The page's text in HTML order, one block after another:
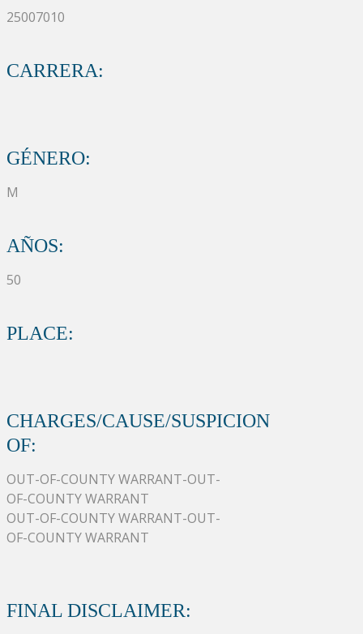
25007010
CARRERA:
GÉNERO:
M
AÑOS:
50
PLACE:
CHARGES/CAUSE/SUSPICION
OF:
OUT-OF-COUNTY WARRANT-OUT-
OF-COUNTY WARRANT
OUT-OF-COUNTY WARRANT-OUT-
OF-COUNTY WARRANT
FINAL DISCLAIMER: